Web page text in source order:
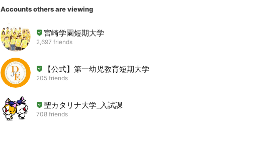
Accounts others are viewing
宮崎学園短期大学
2,697 friends
【公式】第一幼児教育短期大学
205 friends
聖カタリナ大学_入試課
708 friends